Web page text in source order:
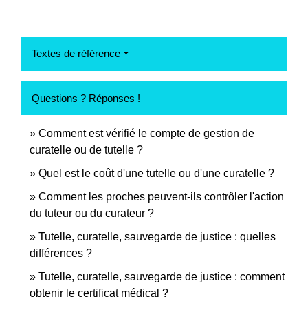
Textes de référence
Questions ? Réponses !
Comment est vérifié le compte de gestion de
curatelle ou de tutelle ?
Quel est le coût d'une tutelle ou d'une curatelle ?
Comment les proches peuvent-ils contrôler l'action
du tuteur ou du curateur ?
Tutelle, curatelle, sauvegarde de justice : quelles
différences ?
Tutelle, curatelle, sauvegarde de justice : comment
obtenir le certificat médical ?